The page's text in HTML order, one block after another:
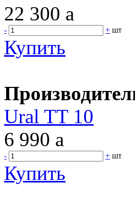
22 300 a
- + шт
Купить
Ural TT 10
6 990 a
- + шт
Купить